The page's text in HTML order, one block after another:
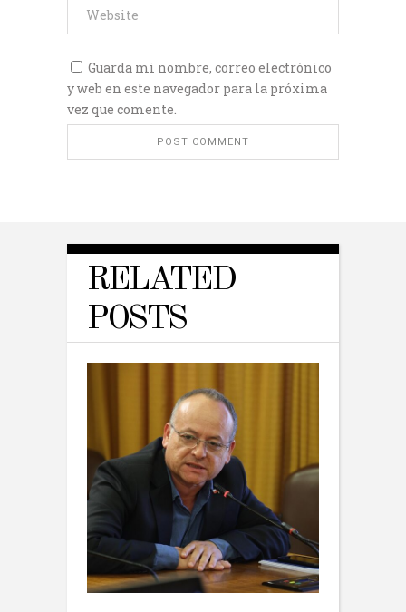
Guarda mi nombre, correo electrónico
y web en este navegador para la próxima
vez que comente.
RELATED
POSTS